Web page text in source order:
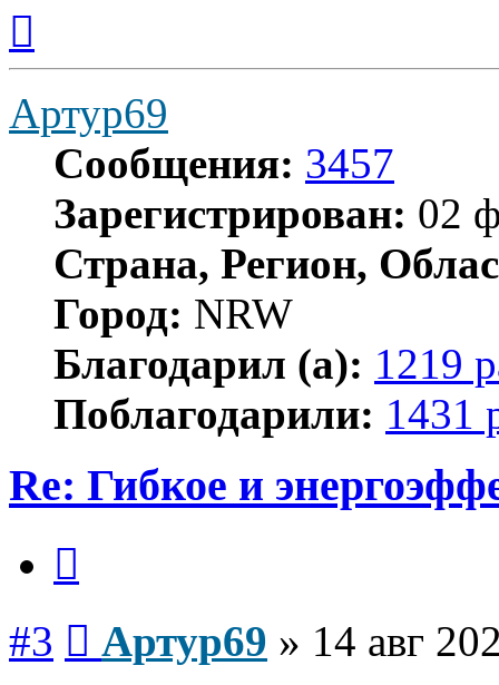
началу
Артур69
Сообщения: 3457
Зарегистрирован: 02
Страна, Регион,
Город: NRW
Благодарил (а): 1219
Поблагодарили: 1431
Re: Гибкое и
#3 Артур69 » 14 авг